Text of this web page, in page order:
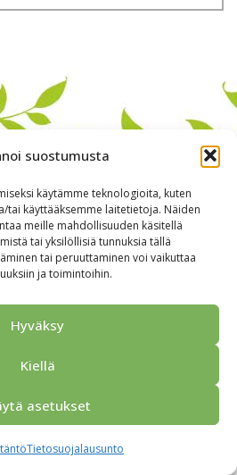
suostumusta
käytämme teknologioita, kuten
tai käyttääksemme laitetietoja. Näiden
meille mahdollisuuden käsitellä
tai yksilöllisiä tunnuksia tällä
tai peruuttaminen voi vaikuttaa
ja toimintoihin.
Hyväksy
Kiellä
asetukset
Tietosuojalausunto
Kokous & Ohjelmat
Tarjouspyyntö
Anna palautetta
Tietosuojaseloste
- matkanjärjestäjä / FPW